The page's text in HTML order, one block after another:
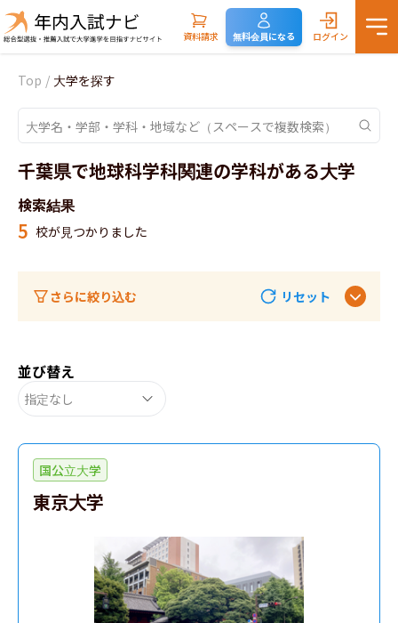
資料請求 無料会員になる ログイン
Top / 大学を探す
千葉県で地球科学科関連の学科がある大学
検索結果
5 校が見つかりました
さらに絞り込む リセット
並び替え
指定なし
国公立大学
東京大学